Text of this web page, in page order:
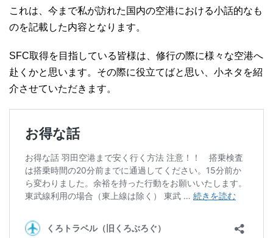
これは、今まで私が訪れた国内の空港における小話的なも
のを記載した内容となります。
SFC取得を目指している皆様は、修行の際に様々な空港へ
赴くかと思います。その際に役立てばと思い、小ネタを紹
介させていただきます。